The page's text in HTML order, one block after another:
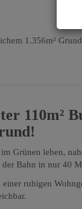
110m²
Grünen leben,
Bahn in nur 40
ruhigen